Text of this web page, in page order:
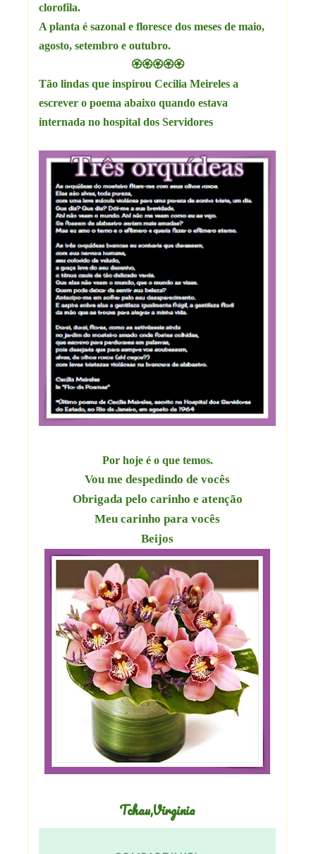
clorofila.
A planta é sazonal e floresce dos meses de maio,
agosto, setembro e outubro.
🏵🏵🏵🏵🏵
Tão lindas que inspirou Cecilia Meireles a
escrever o poema abaixo quando estava
internada no hospital dos Servidores
Por hoje é o que temos.
Vou me despedindo de vocês
Obrigada pelo carinho e atenção
Meu carinho para vocês
Beijos
Tchau,Virginia